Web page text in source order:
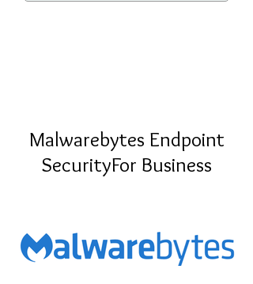
Malwarebytes Endpoint
SecurityFor Business